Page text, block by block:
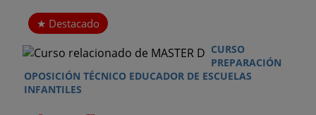
Destacado
CURSO
PREPARACIÓN
OPOSICIÓN TÉCNICO EDUCADOR DE ESCUELAS
INFANTILES